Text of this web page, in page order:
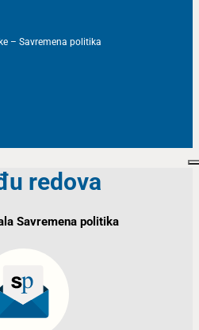
– Savremena politika
redova
Savremena politika